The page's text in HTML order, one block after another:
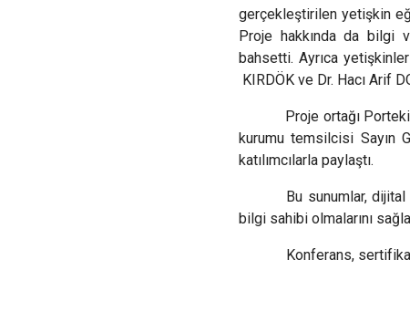
gerçekleştirilen yetişkin
Proje hakkında da bilgi
bahsetti. Ayrıca
KIRDÖK ve Dr. Hacı Arif
Proje ortağı
kurumu temsilcisi Sayın
katılımcılarla paylaştı.
Bu sunumlar, dijital
bilgi sahibi olmalarını
Konferans, sertifika